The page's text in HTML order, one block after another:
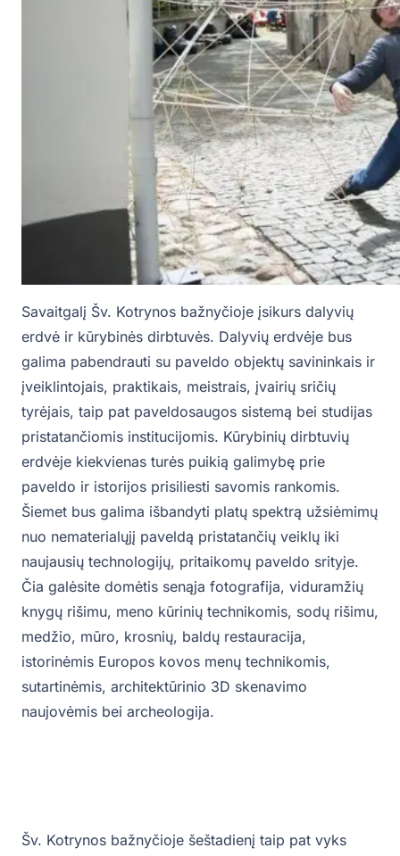
Savaitgalį Šv. Kotrynos bažnyčioje įsikurs dalyvių
erdvė ir kūrybinės dirbtuvės. Dalyvių erdvėje bus
galima pabendrauti su paveldo objektų savininkais ir
įveiklintojais, praktikais, meistrais, įvairių sričių
tyrėjais, taip pat paveldosaugos sistemą bei studijas
pristatančiomis institucijomis. Kūrybinių dirbtuvių
erdvėje kiekvienas turės puikią galimybę prie
paveldo ir istorijos prisiliesti savomis rankomis.
Šiemet bus galima išbandyti platų spektrą užsiėmimų
nuo nematerialųjį paveldą pristatančių veiklų iki
naujausių technologijų, pritaikomų paveldo srityje.
Čia galėsite domėtis senąja fotografija, viduramžių
knygų rišimu, meno kūrinių technikomis, sodų rišimu,
medžio, mūro, krosnių, baldų restauracija,
istorinėmis Europos kovos menų technikomis,
sutartinėmis, architektūrinio 3D skenavimo
naujovėmis bei archeologija.
Šv. Kotrynos bažnyčioje šeštadienį taip pat vyks